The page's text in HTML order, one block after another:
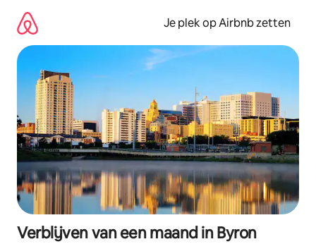
direct
naar
inhoud
Je plek op Airbnb zetten
Verblijven van een maand in Byron